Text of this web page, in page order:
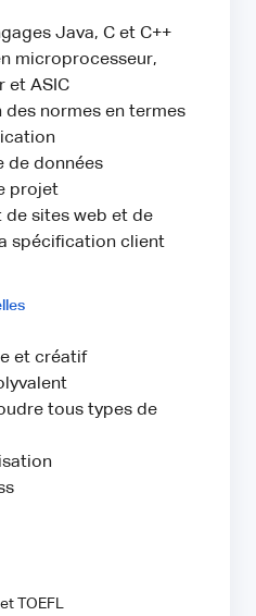
Java, C et C++
microprocesseur,
et ASIC
des normes en termes
de données
projet
de sites web et de
spécification client
et créatif
tous types de
TOEFL